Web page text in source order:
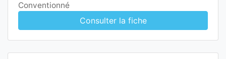
Conventionné
Consulter la fiche